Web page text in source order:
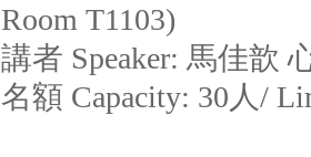
Room T1103)
講者 Speaker: 馬佳歆
名額 Capacity: 30人/